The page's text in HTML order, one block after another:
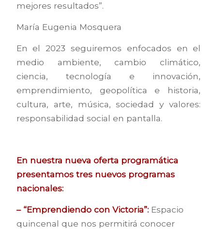
mejores resultados”.
María Eugenia Mosquera
En el 2023 seguiremos enfocados en el
medio ambiente, cambio climático,
ciencia, tecnología e innovación,
emprendimiento, geopolítica e historia,
cultura, arte, música, sociedad y valores:
responsabilidad social en pantalla.
En nuestra nueva oferta programática
presentamos tres nuevos programas
nacionales:
– “Emprendiendo con Victoria”:Espacio
quincenal que nos permitirá conocer